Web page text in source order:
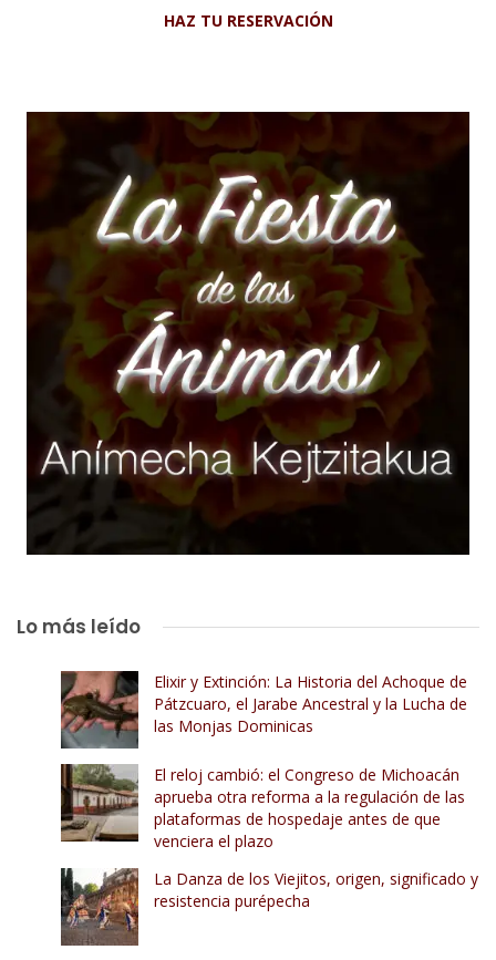
HAZ TU RESERVACIÓN
Lo más leído
Elixir y Extinción: La Historia del Achoque de
Pátzcuaro, el Jarabe Ancestral y la Lucha de
las Monjas Dominicas
El reloj cambió: el Congreso de Michoacán
aprueba otra reforma a la regulación de las
plataformas de hospedaje antes de que
venciera el plazo
La Danza de los Viejitos, origen, significado y
resistencia purépecha